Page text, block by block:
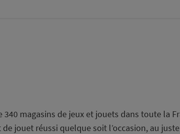
magasins de jeux et jouets dans toute la
jouet réussi quelque soit l’occasion, au